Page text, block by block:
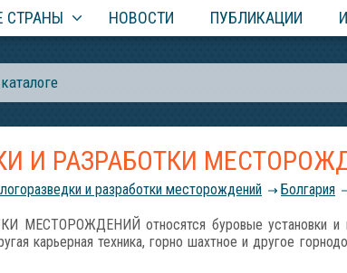
СТРАНЫ НОВОСТИ ПУБЛИКАЦИИ
И РАЗРАБОТКИ
и разработки месторождений Болгария
относятся буровые установки и
карьерная техника, горно шахтное и другое